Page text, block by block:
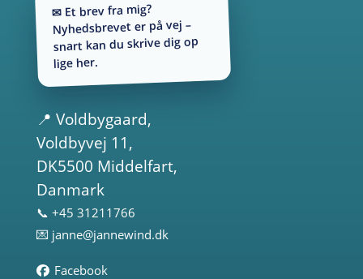
✉ Et brev fra mig?
Nyhedsbrevet er på vej –
snart kan du skrive dig op
lige her.
📍 Voldbygaard,
Voldbyvej 11,
DK5500 Middelfart,
Danmark
📞 +45 31211766
💌 janne@jannewind.dk
Facebook